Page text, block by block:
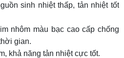
sinh nhiệt thấp, tản nhiệt tốt
nhôm màu bạc cao cấp chống
gian.
khả năng tản nhiệt cực tốt.